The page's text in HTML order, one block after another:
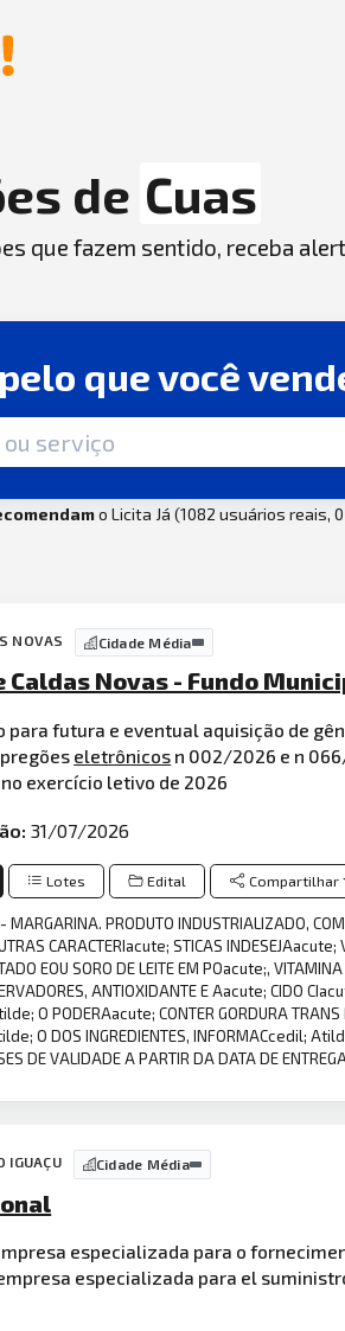
de Cuas
que fazem sentido, receba
que você
o Licita Já (1082 usuários reais,
NOVAS Cidade Média
Caldas Novas - Fundo
para futura e eventual aquisição de
eletrônicos n 002/2026 e n
exercício letivo de 2026
31/07/2026
Lotes Edital Compartilhar
PRODUTO INDUSTRIALIZADO, COM
CARACTERIacute; STICAS INDESEJAacute;
EOU SORO DE LEITE EM POacute;,
ANTIOXIDANTE E Aacute; CIDO
O PODERAacute; CONTER GORDURA
O DOS INGREDIENTES, INFORMACcedil;
DE VALIDADE A PARTIR DA DATA DE
IGUAÇU Cidade Média
especializada para o
especializada para el